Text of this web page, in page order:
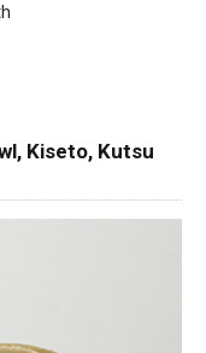
Kiseto, Kutsu